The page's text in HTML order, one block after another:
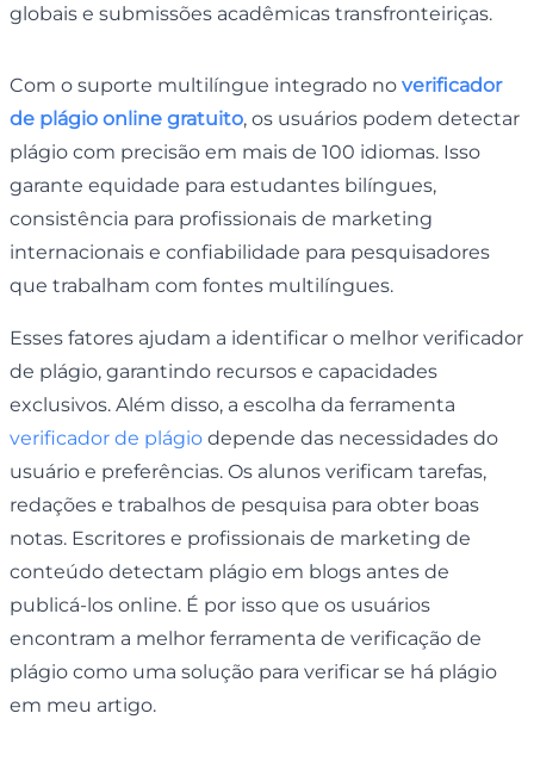
globais e submissões acadêmicas transfronteiriças.
Com o suporte multilíngue integrado no verificador
de plágio online gratuito, os usuários podem detectar
plágio com precisão em mais de 100 idiomas. Isso
garante equidade para estudantes bilíngues,
consistência para profissionais de marketing
internacionais e confiabilidade para pesquisadores
que trabalham com fontes multilíngues.
Esses fatores ajudam a identificar o melhor verificador
de plágio, garantindo recursos e capacidades
exclusivos. Além disso, a escolha da ferramenta
verificador de plágio depende das necessidades do
usuário e preferências. Os alunos verificam tarefas,
redações e trabalhos de pesquisa para obter boas
notas. Escritores e profissionais de marketing de
conteúdo detectam plágio em blogs antes de
publicá-los online. É por isso que os usuários
encontram a melhor ferramenta de verificação de
plágio como uma solução para verificar se há plágio
em meu artigo.